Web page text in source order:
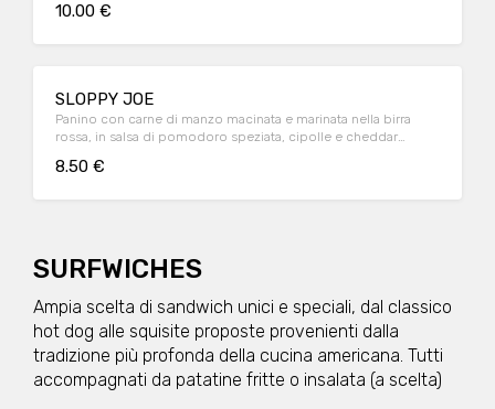
10.00 €
SLOPPY JOE
Panino con carne di manzo macinata e marinata nella birra
rossa, in salsa di pomodoro speziata, cipolle e cheddar
8.50 €
SURFWICHES
Ampia scelta di sandwich unici e speciali, dal classico
hot dog alle squisite proposte provenienti dalla
tradizione più profonda della cucina americana. Tutti
accompagnati da patatine fritte o insalata (a scelta)